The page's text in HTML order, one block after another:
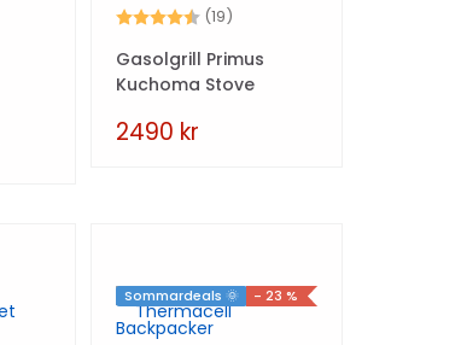
Betyg: (19)
Gasolgrill Primus
Kuchoma Stove
2490 kr
Sommardeals 🌞 - 23 %